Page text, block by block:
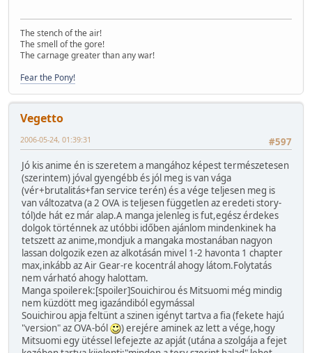
The stench of the air!
The smell of the gore!
The carnage greater than any war!
Fear the Pony!
Vegetto
#597
2006-05-24, 01:39:31
Jó kis anime én is szeretem a mangához képest természetesen
(szerintem) jóval gyengébb és jól meg is van vága
(vér+brutalitás+fan service terén) és a vége teljesen meg is
van változatva (a 2 OVA is teljesen független az eredeti story-
tól)de hát ez már alap.A manga jelenleg is fut,egész érdekes
dolgok történnek az utóbbi időben ajánlom mindenkinek ha
tetszett az anime,mondjuk a mangaka mostanában nagyon
lassan dolgozik ezen az alkotásán mivel 1-2 havonta 1 chapter
max,inkább az Air Gear-re kocentrál ahogy látom.Folytatás
nem várható ahogy halottam.
Manga spoilerek:[spoiler]Souichirou és Mitsuomi még mindig
nem küzdött meg igazándiból egymással
Souichirou apja feltünt a szinen igényt tartva a fia (fekete hajú
"version" az OVA-ból
) erejére aminek az lett a vége,hogy
Mitsuomi egy ütéssel lefejezte az apját (utána a szolgája a fejet